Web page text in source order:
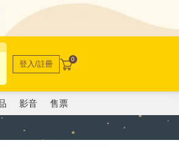
登入/註冊 0
影音 售票